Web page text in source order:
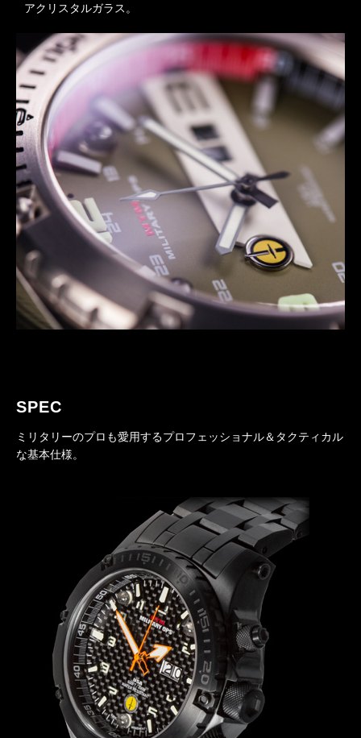
アクリスタルガラス。
SPEC
ミリタリーのプロも愛用するプロフェッショナル＆タクティカル
な基本仕様。